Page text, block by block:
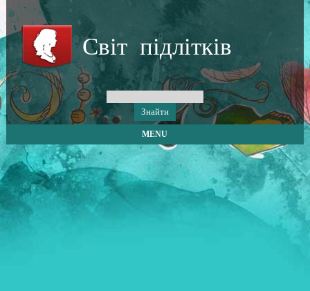
Світ підлітків
MENU